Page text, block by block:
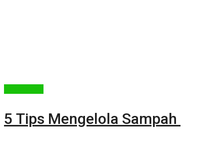
5 Tips Mengelola Sampah